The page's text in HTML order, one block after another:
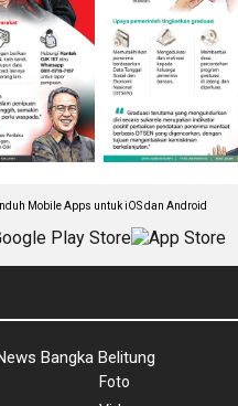
Mobile Apps untuk iOS dan Android
Bangka Belitung
Foto